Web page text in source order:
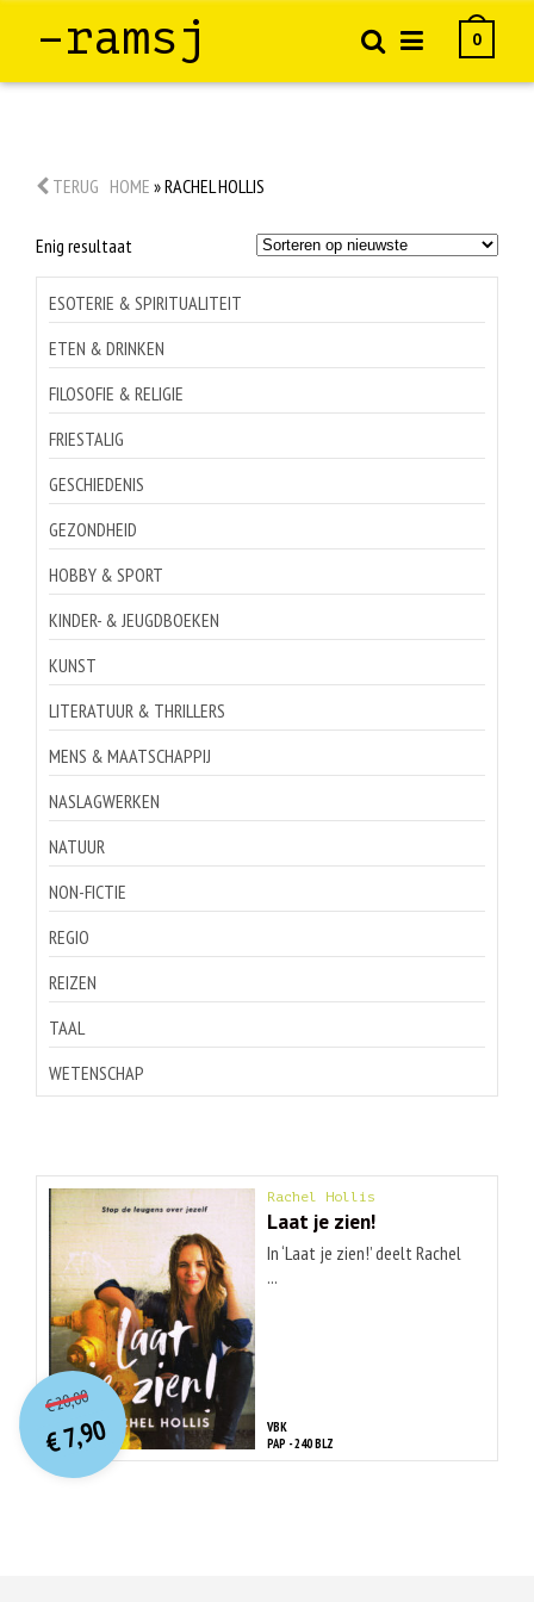
–ramsj 0
TERUG HOME »RACHEL HOLLIS
Enig resultaat
ESOTERIE & SPIRITUALITEIT
ETEN & DRINKEN
FILOSOFIE & RELIGIE
FRIESTALIG
GESCHIEDENIS
GEZONDHEID
HOBBY & SPORT
KINDER- & JEUGDBOEKEN
KUNST
LITERATUUR & THRILLERS
MENS & MAATSCHAPPIJ
NASLAGWERKEN
NATUUR
NON-FICTIE
REGIO
REIZEN
TAAL
WETENSCHAP
Rachel Hollis
Laat je zien!
In ‘Laat je zien!’ deelt Rachel
...
VBK
PAP - 240 BLZ
€20,00O
orspr
onkelijke
prijs
was:
€ 20,00.
€7,90
Huidige
prijs
is:
€ 7,90.